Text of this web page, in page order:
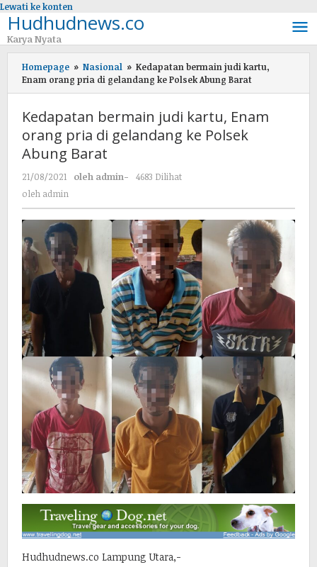
Lewati ke konten
Hudhudnews.co
Karya Nyata
Homepage » Nasional » Kedapatan bermain judi kartu,
Enam orang pria di gelandang ke Polsek Abung Barat
Kedapatan bermain judi kartu, Enam
orang pria di gelandang ke Polsek
Abung Barat
21/08/2021 oleh admin-
4683 Dilihat
oleh admin
Hudhudnews.co Lampung Utara,-